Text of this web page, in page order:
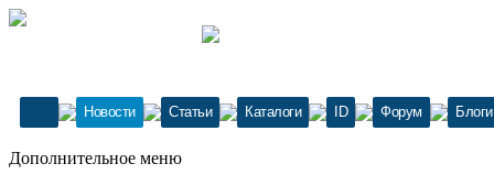
Новости Статьи Каталоги ID Форум Блоги
Дополнительное меню